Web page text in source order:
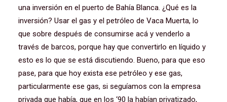
una inversión en el puerto de Bahía Blanca. ¿Qué es la
inversión? Usar el gas y el petróleo de Vaca Muerta, lo
que sobre después de consumirse acá y venderlo a
través de barcos, porque hay que convertirlo en líquido y
esto es lo que se está discutiendo. Bueno, para que eso
pase, para que hoy exista ese petróleo y ese gas,
particularmente ese gas, si seguíamos con la empresa
privada que había, que en los ‘90 la habían privatizado,